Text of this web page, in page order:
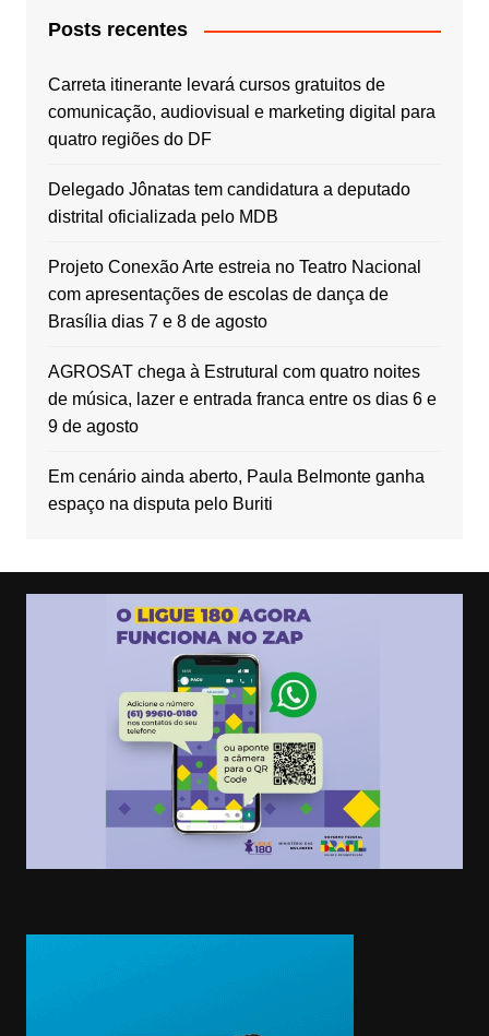
Posts recentes
Carreta itinerante levará cursos gratuitos de
comunicação, audiovisual e marketing digital para
quatro regiões do DF
Delegado Jônatas tem candidatura a deputado
distrital oficializada pelo MDB
Projeto Conexão Arte estreia no Teatro Nacional
com apresentações de escolas de dança de
Brasília dias 7 e 8 de agosto
AGROSAT chega à Estrutural com quatro noites
de música, lazer e entrada franca entre os dias 6 e
9 de agosto
Em cenário ainda aberto, Paula Belmonte ganha
espaço na disputa pelo Buriti